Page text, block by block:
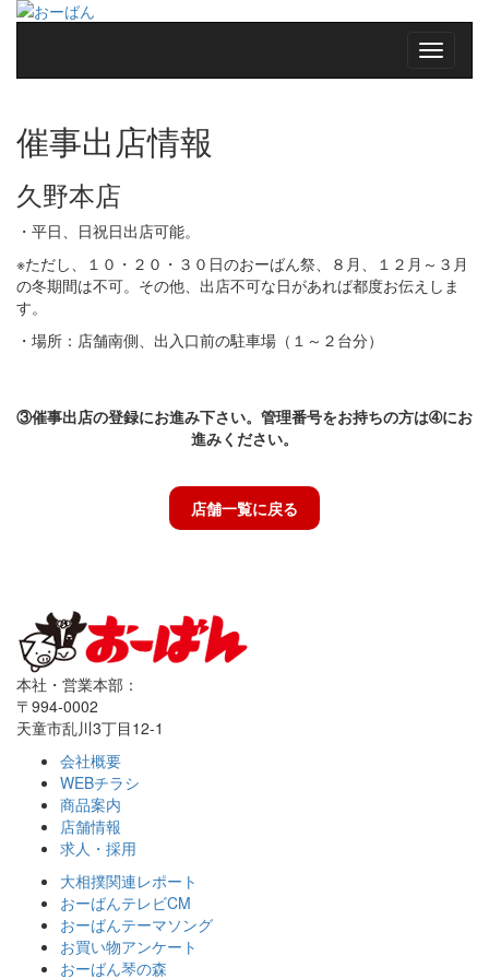
催事出店情報
久野本店
・平日、日祝日出店可能。
※ただし、１０・２０・３０日のおーばん祭、８月、１２月～３月
の冬期間は不可。その他、出店不可な日があれば都度お伝えしま
す。
・場所：店舗南側、出入口前の駐車場（１～２台分）
③催事出店の登録にお進み下さい。管理番号をお持ちの方は➃にお
進みください。
店舗一覧に戻る
本社・営業本部：
〒994-0002
天童市乱川3丁目12-1
会社概要
WEBチラシ
商品案内
店舗情報
求人・採用
大相撲関連レポート
おーばんテレビCM
おーばんテーマソング
お買い物アンケート
おーばん琴の森